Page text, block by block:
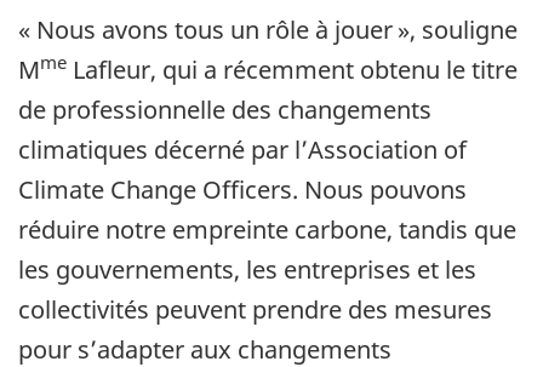
« Nous avons tous un rôle à jouer », souligne
Mme Lafleur, qui a récemment obtenu le titre
de professionnelle des changements
climatiques décerné par l’Association of
Climate Change Officers. Nous pouvons
réduire notre empreinte carbone, tandis que
les gouvernements, les entreprises et les
collectivités peuvent prendre des mesures
pour s’adapter aux changements